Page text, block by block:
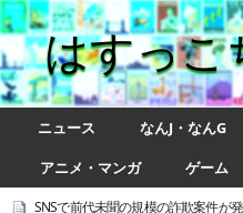
はすっこ
ニュース なんJ・なんG
アニメ・マンガ
ゲーム
SNSで前代未聞の規模の詐欺案件が